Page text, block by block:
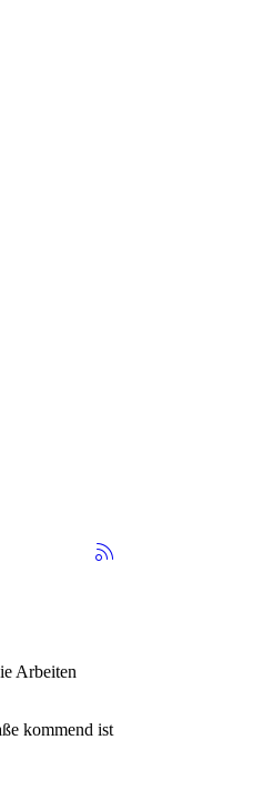
Arbeiten
kommend ist